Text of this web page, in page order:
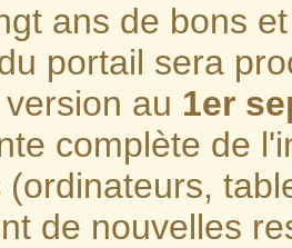
ans de bons
portail sera
au 1er
complète de
(ordinateurs,
de nouvelles